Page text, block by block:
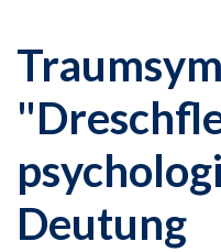
Deutung